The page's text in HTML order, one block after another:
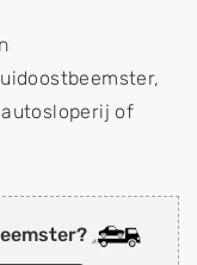
of
is in de
(ook zonder apk